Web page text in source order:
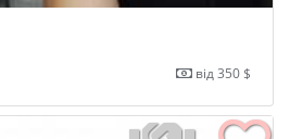
від 350 $